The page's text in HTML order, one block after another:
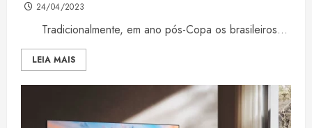
24/04/2023
Tradicionalmente, em ano pós-Copa os brasileiros...
LEIA MAIS